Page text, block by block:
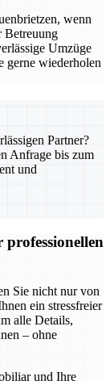
wenn
Betreuung
Umzüge
gerne wiederholen
Partner?
Anfrage bis zum
und
professionellen
Sie nicht nur von
ein stressfreier
alle Details,
– ohne
und Ihre